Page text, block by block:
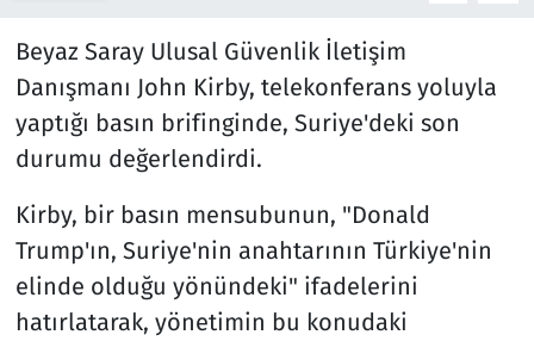
Beyaz Saray Ulusal Güvenlik İletişim
Danışmanı John Kirby, telekonferans yoluyla
yaptığı basın brifinginde, Suriye'deki son
durumu değerlendirdi.
Kirby, bir basın mensubunun, "Donald
Trump'ın, Suriye'nin anahtarının Türkiye'nin
elinde olduğu yönündeki" ifadelerini
hatırlatarak, yönetimin bu konudaki
Teknoloji ve Bilim
Televizyon